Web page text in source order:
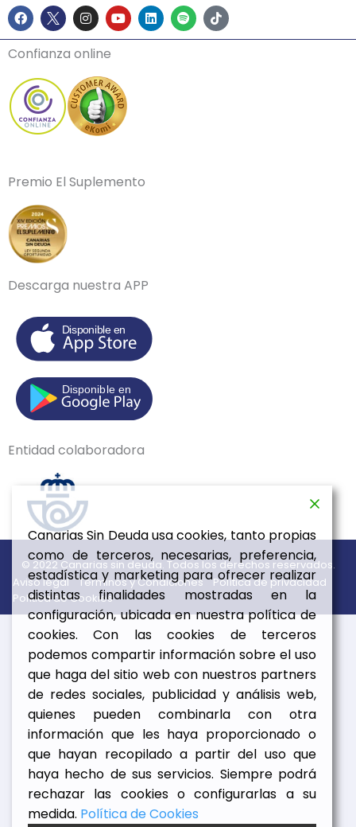
F
a
c
e
b
o
k
I
n
s
t
a
g
r
a
m
Y
o
u
e
L
i
n
S
p
o
T
i
k
Confianza online
Premio El Suplemento
Descarga nuestra APP
Entidad colaboradora
© 2022 Canarias sin deuda. Todos los derechos reservados.
Aviso legal
Términos y Condiciones
Política de privacidad
Política de Cookies
Canarias Sin Deuda usa cookies, tanto propias
como de terceros, necesarias, preferencia,
estadística y marketing para ofrecer realizar
distintas finalidades mostradas en la
configuración, ubicada en nuestra política de
cookies. Con las cookies de terceros
podemos compartir información sobre el uso
que haga del sitio web con nuestros partners
de redes sociales, publicidad y análisis web,
quienes pueden combinarla con otra
información que les haya proporcionado o
que hayan recopilado a partir del uso que
haya hecho de sus servicios. Siempre podrá
rechazar las cookies o configurarlas a su
medida. Política de Cookies